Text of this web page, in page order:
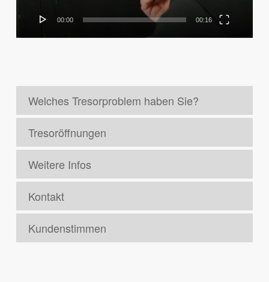
00:00 00:16
Welches Tresorproblem haben Sie?
Tresoröffnungen
Weitere Infos
Kontakt
Kundenstimmen